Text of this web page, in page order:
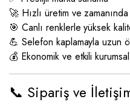
🚀 Hızlı üretim ve
🎯 Canlı renklerle yüksek
💪 Selefon kaplamayla uzun
💰 Ekonomik ve etkili
📞 Sipariş ve